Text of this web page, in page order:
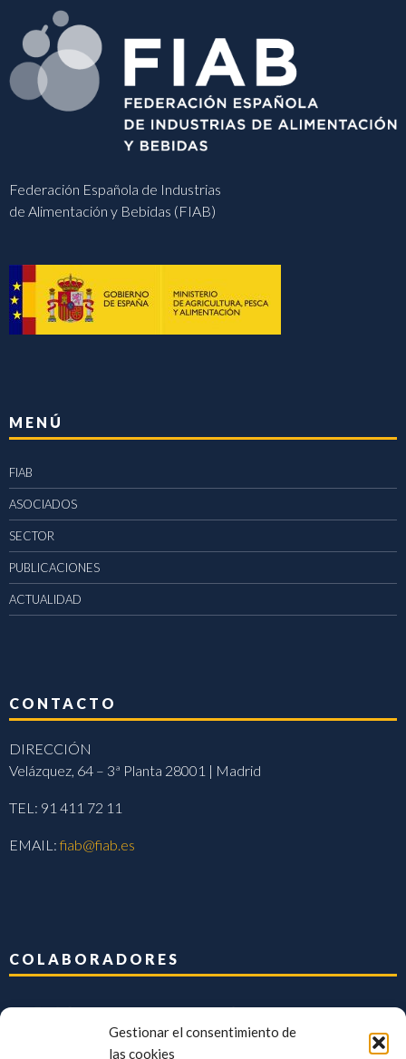
Gestionar el consentimiento de
las cookies
Federación Española de Industrias
de Alimentación y Bebidas (FIAB)
MENÚ
FIAB
ASOCIADOS
SECTOR
PUBLICACIONES
ACTUALIDAD
CONTACTO
DIRECCIÓN
Velázquez, 64 – 3ª Planta 28001 | Madrid
TEL: 91 411 72 11
EMAIL:fiab@fiab.es
COLABORADORES